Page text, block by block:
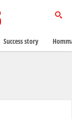
Success story